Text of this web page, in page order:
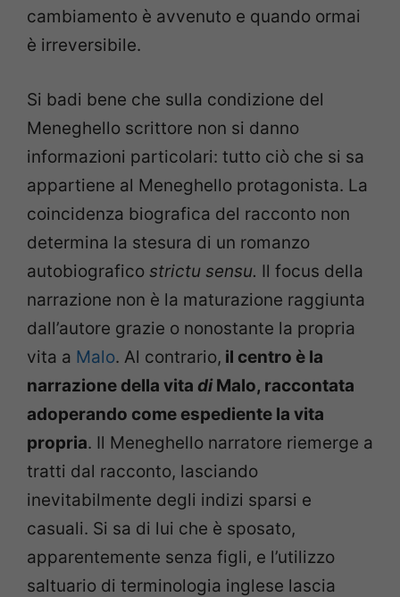
cambiamento è avvenuto e quando ormai
è irreversibile.
Si badi bene che sulla condizione del
Meneghello scrittore non si danno
informazioni particolari: tutto ciò che si sa
appartiene al Meneghello protagonista. La
coincidenza biografica del racconto non
determina la stesura di un romanzo
autobiografico strictu sensu. Il focus della
narrazione non è la maturazione raggiunta
dall’autore grazie o nonostante la propria
vita a Malo. Al contrario, il centro è la
narrazione della vita diMalo, raccontata
adoperando come espediente la vita
propria. Il Meneghello narratore riemerge a
tratti dal racconto, lasciando
inevitabilmente degli indizi sparsi e
casuali. Si sa di lui che è sposato,
apparentemente senza figli, e l’utilizzo
saltuario di terminologia inglese lascia